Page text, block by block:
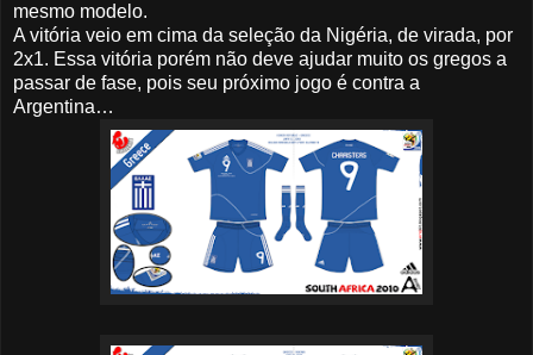
mesmo modelo.
A vitória veio em cima da seleção da Nigéria, de virada, por
2x1. Essa vitória porém não deve ajudar muito os gregos a
passar de fase, pois seu próximo jogo é contra a
Argentina…